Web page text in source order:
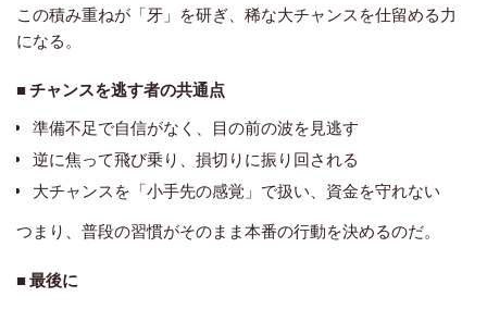
この積み重ねが「牙」を研ぎ、稀な大チャンスを仕留める力
になる。
■ チャンスを逃す者の共通点
準備不足で自信がなく、目の前の波を見逃す
逆に焦って飛び乗り、損切りに振り回される
大チャンスを「小手先の感覚」で扱い、資金を守れない
つまり、普段の習慣がそのまま本番の行動を決めるのだ。
■ 最後に